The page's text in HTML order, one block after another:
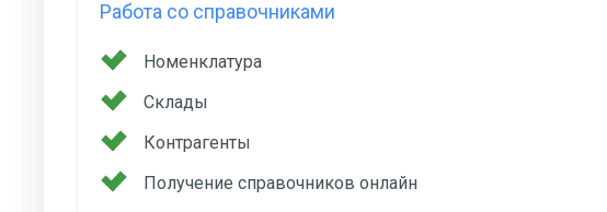
Работа со справочниками
Номенклатура
Склады
Контрагенты
Получение справочников онлайн